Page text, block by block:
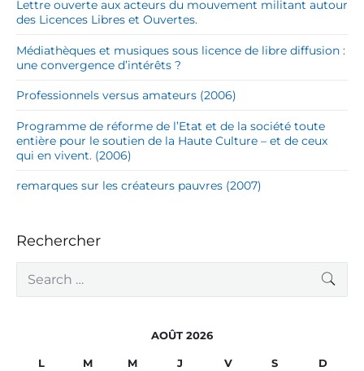
Lettre ouverte aux acteurs du mouvement militant autour
des Licences Libres et Ouvertes.
Médiathèques et musiques sous licence de libre diffusion :
une convergence d’intérêts ?
Professionnels versus amateurs (2006)
Programme de réforme de l’Etat et de la société toute
entière pour le soutien de la Haute Culture – et de ceux
qui en vivent. (2006)
remarques sur les créateurs pauvres (2007)
Rechercher
a
AOÛT 2026
L M M J V S D